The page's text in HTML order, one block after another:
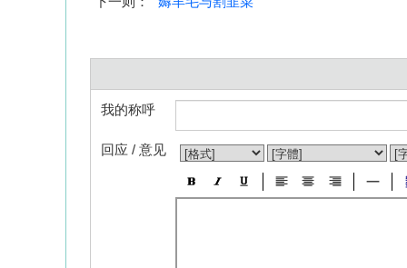
我的称呼
回应 / 意见